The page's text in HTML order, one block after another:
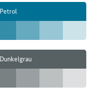
Petrol
Dunkelgrau